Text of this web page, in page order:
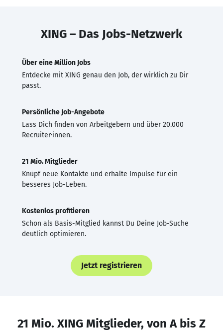
XING – Das Jobs-Netzwerk
Über eine Million Jobs
Entdecke mit XING genau den Job, der wirklich zu Dir
passt.
Persönliche Job-Angebote
Lass Dich finden von Arbeitgebern und über 20.000
Recruiter·innen.
21 Mio. Mitglieder
Knüpf neue Kontakte und erhalte Impulse für ein
besseres Job-Leben.
Kostenlos profitieren
Schon als Basis-Mitglied kannst Du Deine Job-Suche
deutlich optimieren.
Jetzt registrieren
21 Mio. XING Mitglieder, von A bis Z